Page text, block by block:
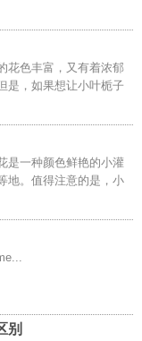
花色丰富，又有着浓郁
是，如果想让小叶栀子
是一种颜色鲜艳的小灌
地。值得注意的是，小
别